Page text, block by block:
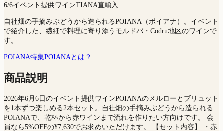
6/6イベント提供ワインTIANA直輸入
自社畑の手摘みぶどうから造られるPOIANA（ポイアナ）。イベント
で紹介した、繊細で料理に寄り添うモルドバ・Codru地区のワインで
す。
POIANA特集POIANAとは？
商品説明
2026年6月6日のイベント提供ワインPOIANAのメルローとブリュット
を1本ずつ楽しめる2本セット。自社畑の手摘みぶどうから造られる
POIANAで、乾杯から赤ワインまで流れを作りたい方向けです。 会
員なら5%OFFの¥7,630でお求めいただけます。 【セット内容】 ・赤: